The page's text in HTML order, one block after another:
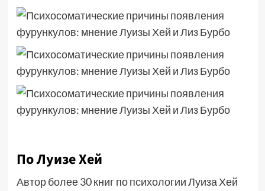
По Луизе Хей
Автор более 30 книг по психологии Луиза Хей